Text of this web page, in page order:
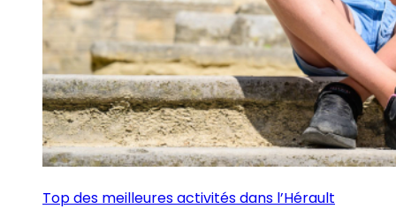
Top des meilleures activités dans l’Hérault